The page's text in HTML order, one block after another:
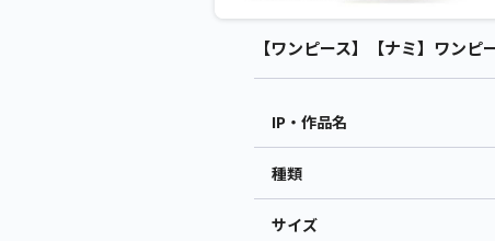
【ワンピース】【ナミ】ワン
IP・作品名
種類
サイズ